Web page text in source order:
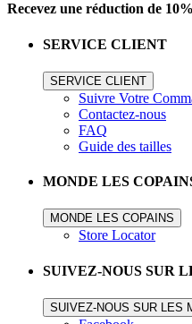
Recevez une réduction de
SERVICE CLIENT
SERVICE CLIENT
Suivre Votre
Contactez-nous
FAQ
Guide des tailles
MONDE LES
MONDE LES COPAINS
Store Locator
SUIVEZ-NOUS SUR
SUIVEZ-NOUS SUR LES